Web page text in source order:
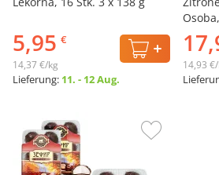
5,95 €
14,37 €/kg
Lieferung: 11. - 12 Aug.
14,93